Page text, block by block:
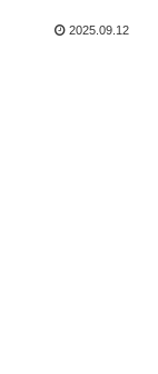
2025.09.12